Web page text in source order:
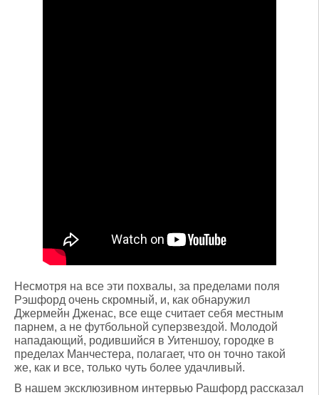
Несмотря на все эти похвалы, за пределами поля
Рэшфорд очень скромный, и, как обнаружил
Джермейн Дженас, все еще считает себя местным
парнем, а не футбольной суперзвездой. Молодой
нападающий, родившийся в Уитеншоу, городке в
пределах Манчестера, полагает, что он точно такой
же, как и все, только чуть более удачливый.
В нашем эксклюзивном интервью Рашфорд рассказал